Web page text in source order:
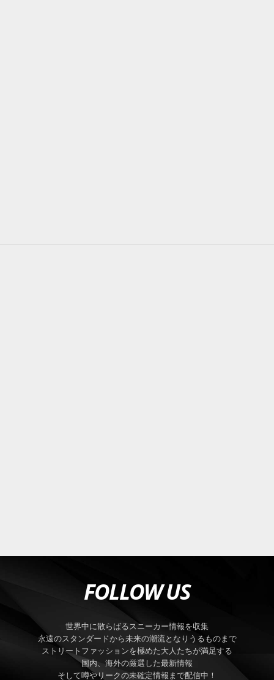
FOLLOW US
世界中に散らばるスニーカー情報を収集
永遠のスタンダードから未来の潮流となりうるものまで
ストリートファッションを極めた大人たちが満足する
国内、海外の厳選した最新情報
そして噂やリークの未確定情報まで配信中！